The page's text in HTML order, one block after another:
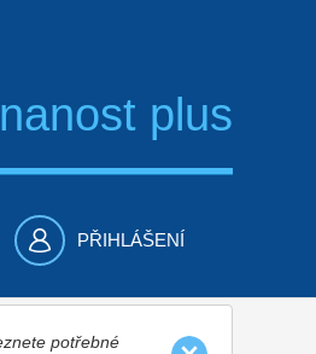
plus
PŘIHLÁŠENÍ
potřebné